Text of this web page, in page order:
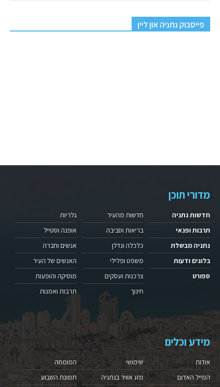
פייסבוק נתניה און ליין
מדורי תוכן
חדשות נתניה
תרבות ופנאי
נתניה מבשלת
בלוגים ודעות
ספורט
חדשות מהעיר
בריאות וסביבה
כלכלה ונדלן
משפט ופלילי
צרכנות ועסקים
חינוך
גלריות
אופנה וסטייל
אנשים וחברה
האנשים של העיר
מוסיקה והופעות
תרבות ואמנות
מידע וכלים
אודות
המייל האדום
שימושי
מזג אוויר בנתניה
המומחה
תמונת השבוע